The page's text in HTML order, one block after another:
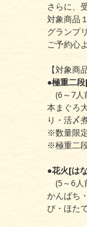
さらに、
対象商品
グランプ
ご予約心
【対象商
●極重二
(6～7人
本まぐろ
り・活〆
※数量限
※極重二
●花火[は
(5～6人
かんぱち
び・ほた